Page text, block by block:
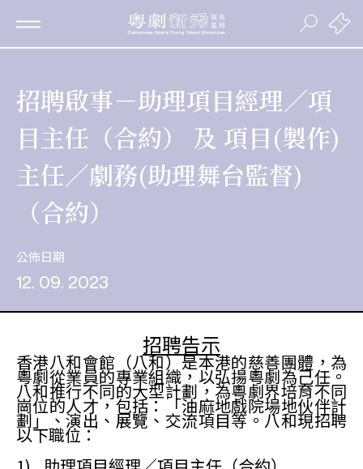
招聘啟事－助理項目經理／項
目主任（合約） 及 項目(製作)
主任／劇務(助理舞台監督)
（合約）
公佈日期
12. 09. 2023
招聘告示
香港八和會館（八和）是本港的慈善團體，為
粵劇從業員的專業組織，以弘揚粵劇為己任。
八和推行不同的大型計劃，為粵劇界培育不同
崗位的人才，包括：「油麻地戲院場地伙伴計
劃」、演出、展覽、交流項目等。八和現招聘
以下職位：